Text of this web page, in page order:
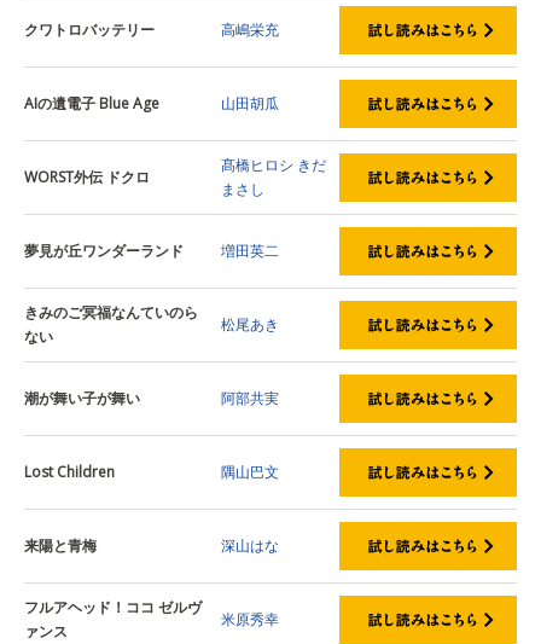
クワトロバッテリー 高嶋栄充
AIの遺電子 Blue Age 山田胡瓜
WORST外伝 ドクロ
髙橋ヒロシ きだ
まさし
夢見が丘ワンダーランド 増田英二
きみのご冥福なんていのら
ない
松尾あき
潮が舞い子が舞い 阿部共実
Lost Children 隅山巴文
来陽と青梅 深山はな
フルアヘッド！ココ ゼルヴ
ァンス
米原秀幸